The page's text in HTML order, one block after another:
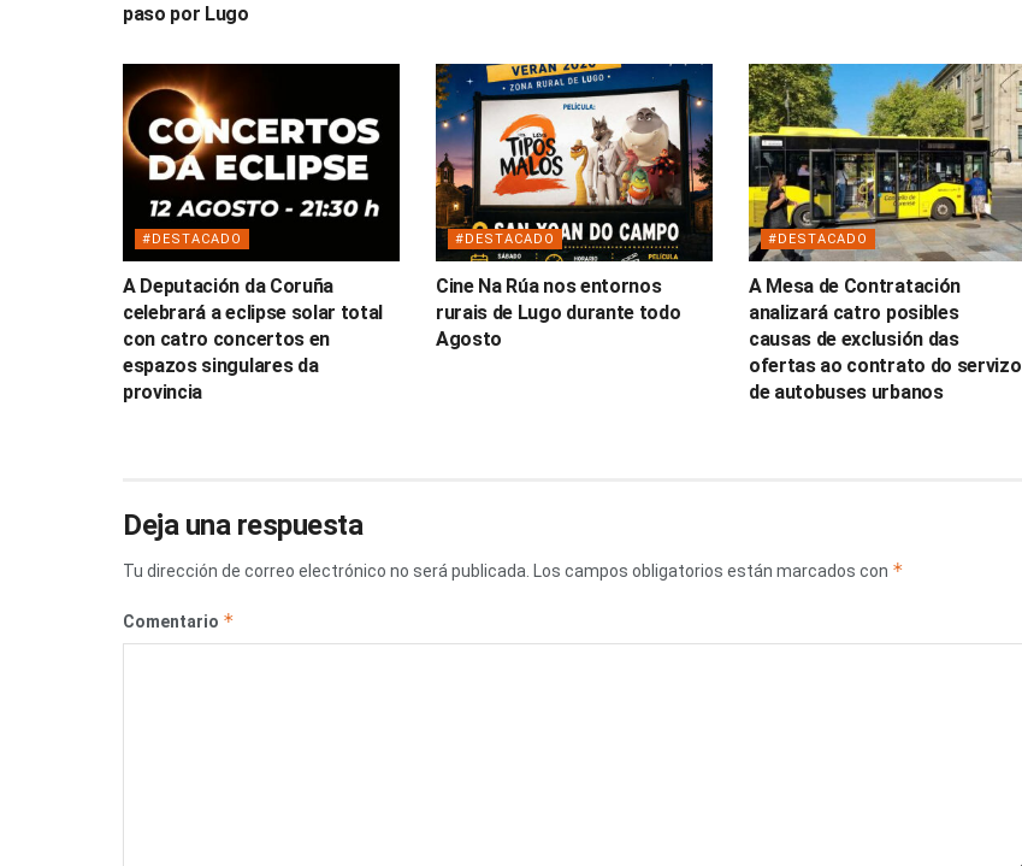
paso por Lugo
#DESTACADO
A Deputación da Coruña
celebrará a eclipse solar total
con catro concertos en
espazos singulares da
provincia
#DESTACADO
Cine Na Rúa nos entornos
rurais de Lugo durante todo
Agosto
#DESTACADO
A Mesa de Contratación
analizará catro posibles
causas de exclusión das
ofertas ao contrato do servizo
de autobuses urbanos
Deja una respuesta
Tu dirección de correo electrónico no será publicada. Los campos obligatorios están marcados con *
Comentario *